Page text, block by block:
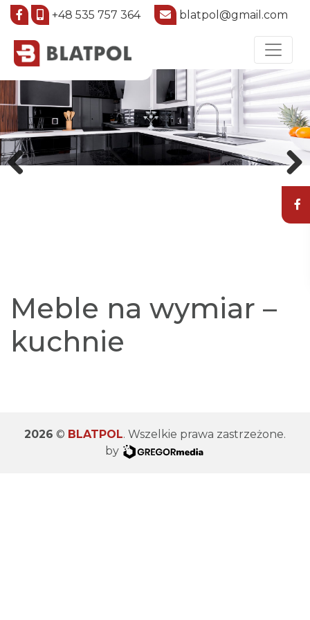
+48 535 757 364 blatpol@gmail.com
Meble na wymiar –
kuchnie
2026 © BLATPOL. Wszelkie prawa zastrzeżone.
by